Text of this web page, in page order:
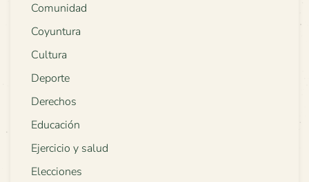
Comunidad
Coyuntura
Cultura
Deporte
Derechos
Educación
Ejercicio y salud
Elecciones